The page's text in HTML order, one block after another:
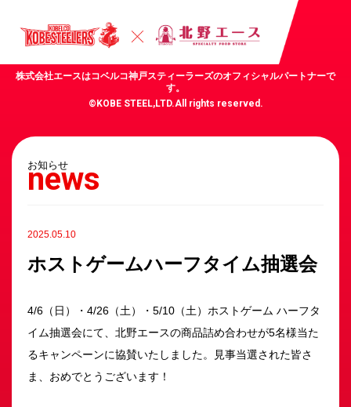
株式会社エースはコベルコ神戸スティーラーズのオフィシャルパートナーで
す。
©KOBE STEEL,LTD.All rights reserved.
お知らせ
news
2025.05.10
ホストゲームハーフタイム抽選会
4/6（日）・4/26（土）・5/10（土）ホストゲーム ハーフタ
イム抽選会にて、北野エースの商品詰め合わせが5名様当た
るキャンペーンに協賛いたしました。見事当選された皆さ
ま、おめでとうございます！